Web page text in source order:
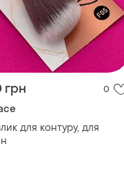
грн 0
для контуру, для